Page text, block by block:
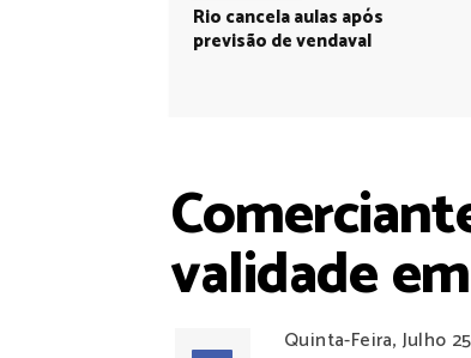
Rio cancela aulas após
previsão de vendaval
validade
Quinta-Feira, Julho